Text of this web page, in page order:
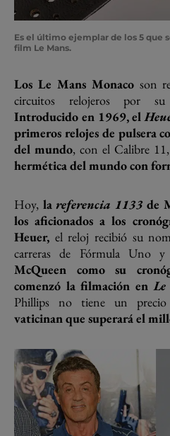
Es el último ejemplar de los 5 que
film Le Mans.
Los Le Mans Monacoson
circuitos relojeros por su
Introducido en 1969, el
primeros relojes de pulsera
del mundo, con el Calibre
hermética del mundo con
Hoy, lareferencia 1133 de
los aficionados a los
Heuer, el reloj recibió su
carreras de Fórmula Uno
McQueen como su
comenzó la filmación en
Phillips no tiene un
vaticinan que superará el